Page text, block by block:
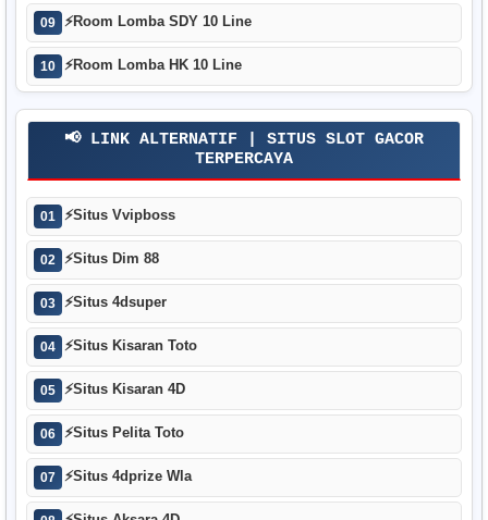
09 ⚡Room Lomba SDY 10 Line
10 ⚡Room Lomba HK 10 Line
📢 LINK ALTERNATIF | SITUS SLOT GACOR
TERPERCAYA
01 ⚡Situs Vvipboss
02 ⚡Situs Dim 88
03 ⚡Situs 4dsuper
04 ⚡Situs Kisaran Toto
05 ⚡Situs Kisaran 4D
06 ⚡Situs Pelita Toto
07 ⚡Situs 4dprize Wla